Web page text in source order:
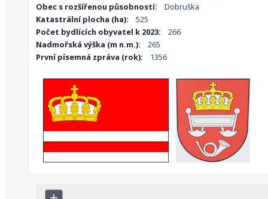
Obec s rozšířenou působností:
Dobruška
Katastrální plocha (ha):
525
Počet bydlících obyvatel k 2023:
266
Nadmořská výška (m n.m.):
265
První písemná zpráva (rok):
1356